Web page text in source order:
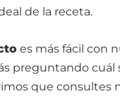
de la receta.
es más fácil con
preguntando cuál
que consultes